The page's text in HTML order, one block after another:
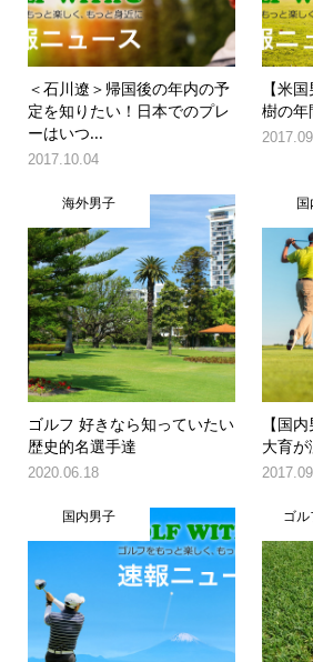
＜石川遼＞帰国後の年内の予
定を知りたい！日本でのプレ
ーはいつ...
2017.10.04
【米
樹の
海外男子
ゴルフ 好きなら知っていたい
歴史的名選手達
2020.06.18
【国
大育
国内男子 ゴル